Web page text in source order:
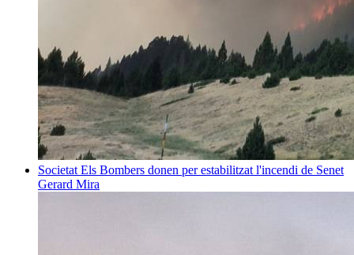
Societat Els Bombers donen per estabilitzat l'incendi de Senet
Gerard Mira